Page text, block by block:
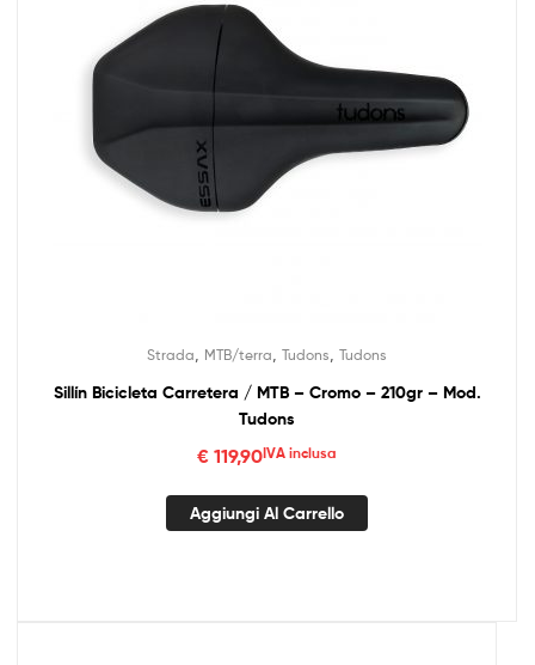
Strada MTB/terra Tudons Tudons
Sillín Bicicleta Carretera / MTB – Cromo – 210gr – Mod.
Tudons
€ 119,90IVA inclusa
Aggiungi Al Carrello